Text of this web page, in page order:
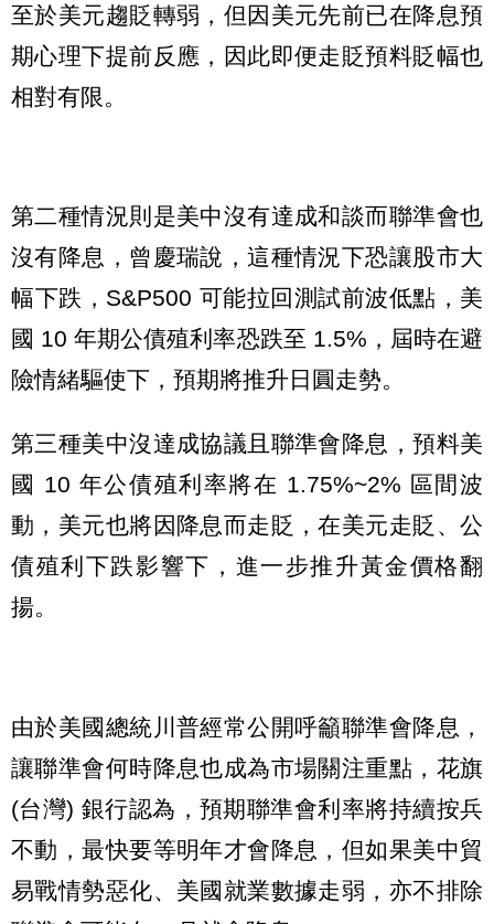
至於美元趨貶轉弱，但因美元先前已在降息預
期心理下提前反應，因此即便走貶預料貶幅也
相對有限。
第二種情況則是美中沒有達成和談而聯準會也
沒有降息，曾慶瑞說，這種情況下恐讓股市大
幅下跌，S&P500 可能拉回測試前波低點，美
國 10 年期公債殖利率恐跌至 1.5%，屆時在避
險情緒驅使下，預期將推升日圓走勢。
第三種美中沒達成協議且聯準會降息，預料美
國 10 年公債殖利率將在 1.75%~2% 區間波
動，美元也將因降息而走貶，在美元走貶、公
債殖利下跌影響下，進一步推升黃金價格翻
揚。
由於美國總統川普經常公開呼籲聯準會降息，
讓聯準會何時降息也成為市場關注重點，花旗
(台灣) 銀行認為，預期聯準會利率將持續按兵
不動，最快要等明年才會降息，但如果美中貿
易戰情勢惡化、美國就業數據走弱，亦不排除